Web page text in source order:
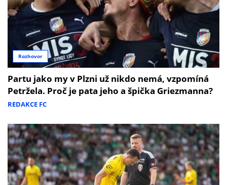
Rozhovor
Partu jako my v Plzni už nikdo nemá, vzpomíná
Petržela. Proč je pata jeho a špička Griezmanna?
REDAKCE FC